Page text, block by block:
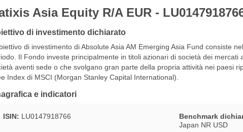
Asia Equity R/A EUR -
di investimento dichiarato
di investimento di Absolute Asia AM Emerging Asia Fund consiste
Il Fondo investe principalmente in titoli azionari di società dei mercati
aventi sede o che svolgano gran parte della propria attività nei paesi
Index di MSCI (Morgan Stanley Capital International).
e indicatori
ISIN: LU0147918766 Benchmark
Japan NR USD